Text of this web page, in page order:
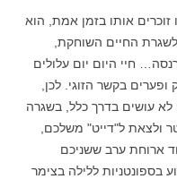
זוכרים אותו בזמן אמת, הוא
החיים השוחקת,
חיי היום יום עלולים
בקשר הזוגי. לכן,
עושים בדרך כלל, בשגרה
ולצאת ל"דייט" משלכם,
ארוחת ערב ששניכם
בספונטניות ללילה בצימר